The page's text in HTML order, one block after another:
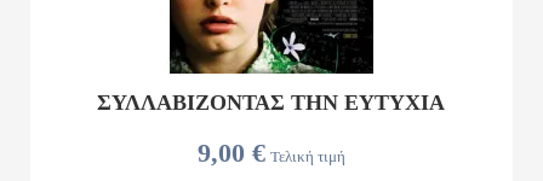
9,00 € Τελική τιμή
ΣΥΛΛΑΒΊΖΟΝΤΑΣ ΤΗΝ ΕΥΤΥΧΊΑ